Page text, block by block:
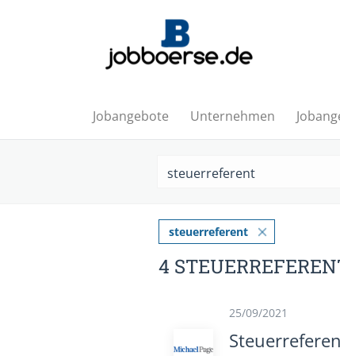
Jobangebote Unternehmen
steuerreferent
4
25/09/2021